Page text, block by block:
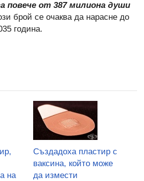
повече от 387 милиона души
брой се очаква да нарасне до
година.
на
Създадоха пластир с
ваксина, който може
да измести